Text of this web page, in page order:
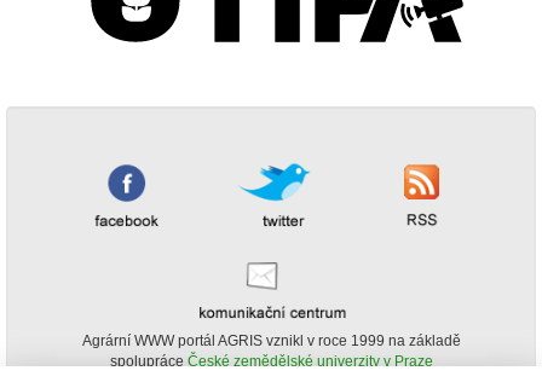
Agrární WWW portál AGRIS vznikl v roce 1999 na základě
spolupráce České zemědělské univerzity v Praze